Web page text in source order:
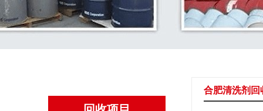
合肥清洗剂回